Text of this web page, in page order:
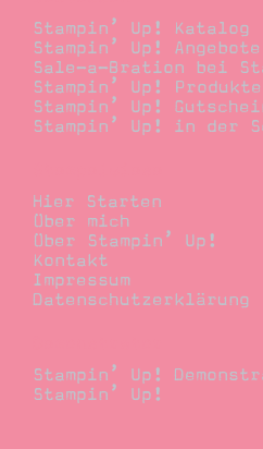
Stampin’ Up! Katalog
Stampin’ Up! Angebote
Sale-a-Bration bei
Stampin’ Up!
Stampin’ Up!
Stampin’ Up! in der
Hier Starten
Über mich
Über Stampin’ Up!
Kontakt
Impressum
Datenschutzerklärung
Stampin’ Up!
Stampin’ Up!